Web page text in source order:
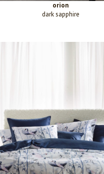
orion
dark sapphire